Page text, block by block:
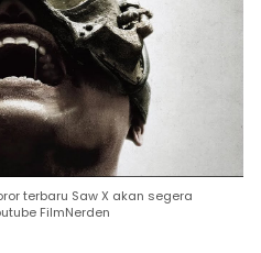
terbaru Saw X akan segera
FilmNerden